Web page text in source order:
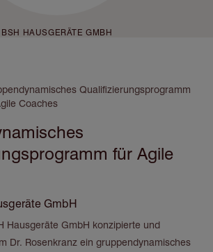
BSH HAUSGERÄTE GMBH
Qualifizierungsprogramm
Coaches
für Agile
GmbH
Hausgeräte GmbH konzipierte und
Dr. Rosenkranz ein gruppendynamisches